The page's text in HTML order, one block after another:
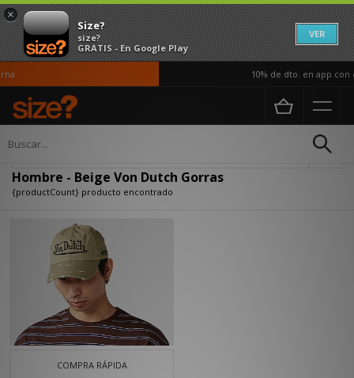
×
Size?
size?
GRATIS - En Google Play
VER
10% de dto. en app con
Página principal
Hombre - Beige Von Dutch Gorras
{productCount} producto encontrado
COMPRA RÁPIDA